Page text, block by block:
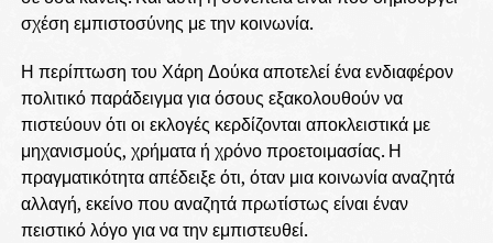
σχέση εμπιστοσύνης με την κοινωνία.
Η περίπτωση του Χάρη Δούκα αποτελεί ένα ενδιαφέρον
πολιτικό παράδειγμα για όσους εξακολουθούν να
πιστεύουν ότι οι εκλογές κερδίζονται αποκλειστικά με
μηχανισμούς, χρήματα ή χρόνο προετοιμασίας. Η
πραγματικότητα απέδειξε ότι, όταν μια κοινωνία αναζητά
αλλαγή, εκείνο που αναζητά πρωτίστως είναι έναν
πειστικό λόγο για να την εμπιστευθεί.